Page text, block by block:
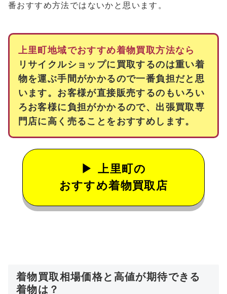
番おすすめ方法ではないかと思います。
上里町地域でおすすめ着物買取方法なら
リサイクルショップに買取するのは重い着
物を運ぶ手間がかかるので一番負担だと思
います。お客様が直接販売するのもいろい
ろお客様に負担がかかるので、出張買取専
門店に高く売ることをおすすめします。
上里町の
おすすめ着物買取店
着物買取相場価格と高値が期待できる
着物は？